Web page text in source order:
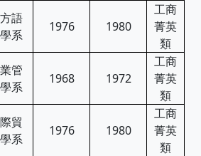
語
系
1976 1980
工商
菁英
類
管
系
1968 1972
工商
菁英
類
貿
系
1976 1980
工商
菁英
類